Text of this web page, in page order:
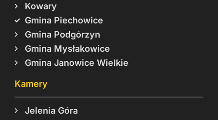
Kowary
Gmina Piechowice
Gmina Podgórzyn
Gmina Mysłakowice
Gmina Janowice Wielkie
Kamery
Jelenia Góra